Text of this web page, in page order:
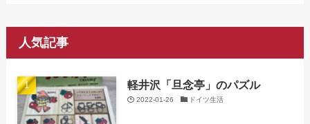
人気記事
軽井沢「旦念亭」のパズル
2022-01-26 ドイツ生活